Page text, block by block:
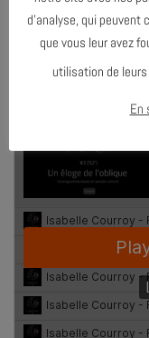
Découvrir Un éloge de
d’analyse, qui
que vous leur avez
utilisation de
En